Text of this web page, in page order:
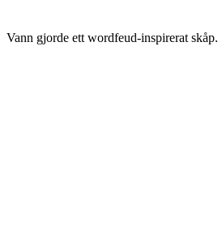
Vann gjorde ett wordfeud-inspirerat skåp.